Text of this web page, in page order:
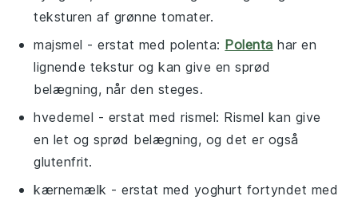
teksturen af grønne tomater.
majsmel - erstat med polenta: Polenta har en
lignende tekstur og kan give en sprød
belægning, når den steges.
hvedemel - erstat medrismel: Rismel kan give
en let og sprød belægning, og det er også
glutenfrit.
kærnemælk - erstat med yoghurt fortyndet med